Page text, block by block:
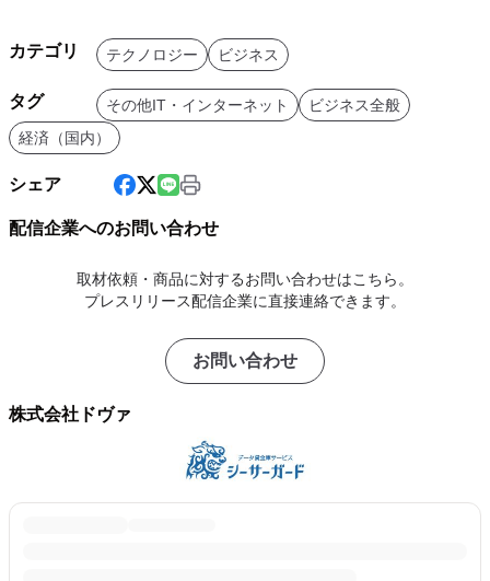
カテゴリ テクノロジー ビジネス
タグ その他IT・インターネット
ビジネス全般
経済（国内）
シェア
配信企業へのお問い合わせ
取材依頼・商品に対するお問い合わせはこちら。
プレスリリース配信企業に直接連絡できます。
お問い合わせ
株式会社ドヴァ